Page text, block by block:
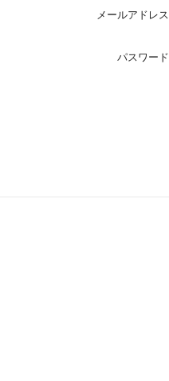
メールアドレス
パスワード